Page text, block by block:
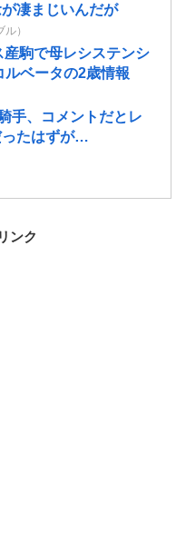
凄まじいんだが
）
産駒で母レシステンシ
ルベータの2歳情報
手、コメントだとレ
ったはずが…
ンク